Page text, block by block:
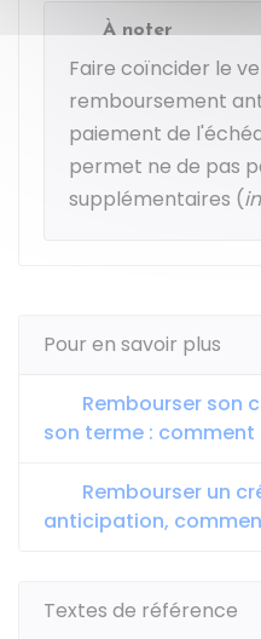
À noter
Faire coïncider le
remboursement
paiement de
permet ne de pas
supplémentaires (
Pour en savoir plus
Rembourser son
son terme : comment
Rembourser un
anticipation,
Textes de référence